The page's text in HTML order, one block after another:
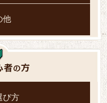
他
び方